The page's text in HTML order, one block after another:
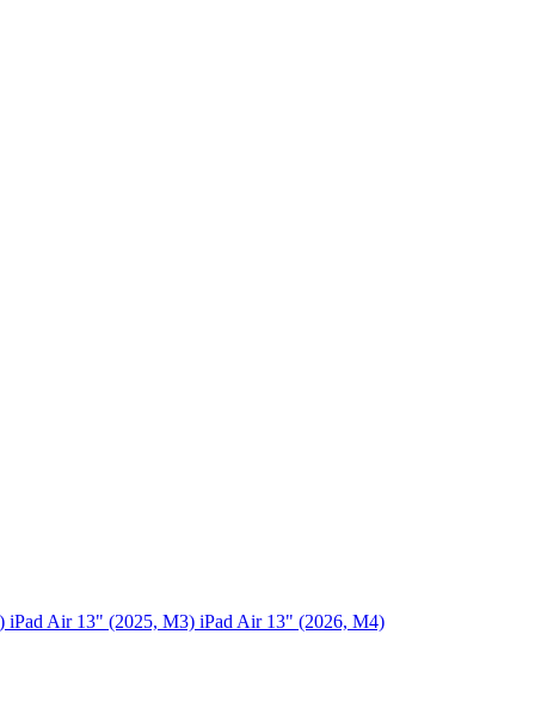
iPad Air 13" (2025, M3) iPad Air 13" (2026, M4)